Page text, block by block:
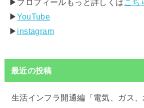
▶︎プロフィールもっと詳しくは こち
▶︎YouTube
▶︎ instagram
最近の投稿
生活インフラ開通編「電気、ガス